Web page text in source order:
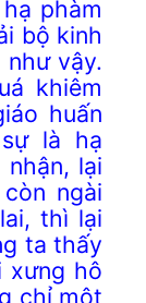
phàm
bộ kinh
vậy.
khiêm
huấn
là hạ
lại
ngài
thì lại
ta thấy
xưng hô
chỉ một